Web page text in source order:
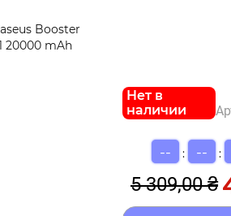
Нет в
наличии
-- : -- :
5 309,00 ₴